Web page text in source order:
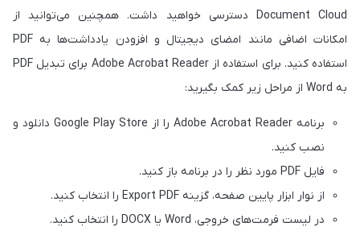
Document Cloud دسترسی خواهید داشت. همچنین می‌توانید از
امکانات اضافی مانند امضای دیجیتال و افزودن یادداشت‌ها به PDF
استفاده کنید. برای استفاده از Adobe Acrobat Reader برای تبدیل PDF
به Word از مراحل زیر کمک بگیرید:
برنامه Adobe Acrobat Reader را از Google Play Store دانلود و
نصب کنید.
فایل PDF مورد نظر را در برنامه باز کنید.
از نوار ابزار پایین صفحه، گزینه Export PDF را انتخاب کنید.
در لیست فرمت‌های خروجی، Word یا DOCX را انتخاب کنید.